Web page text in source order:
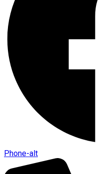
Phone-alt